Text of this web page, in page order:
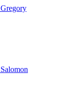
Gregory
Salomon